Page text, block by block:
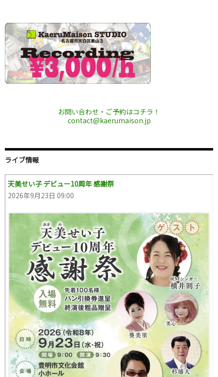
お問い合わせ・ご予約はコチラ！
contact@kaerumaison.jp
ライブ情報
天美せい子 デビュー10周年 感謝祭
2026年9月23日 09:00